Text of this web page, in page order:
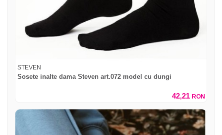
STEVEN
Sosete inalte dama Steven art.072 model cu dungi
42,21 RON